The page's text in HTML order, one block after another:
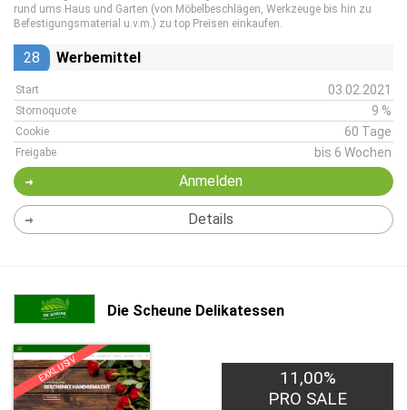
rund ums Haus und Garten (von Möbelbeschlägen, Werkzeuge bis hin zu
Befestigungsmaterial u.v.m.) zu top Preisen einkaufen.
28 Werbemittel
Start 03.02.2021
Stornoquote 9 %
Cookie 60 Tage
Freigabe bis 6 Wochen
Anmelden
Details
Die Scheune Delikatessen
EXKLUSIV
11,00%
PRO SALE